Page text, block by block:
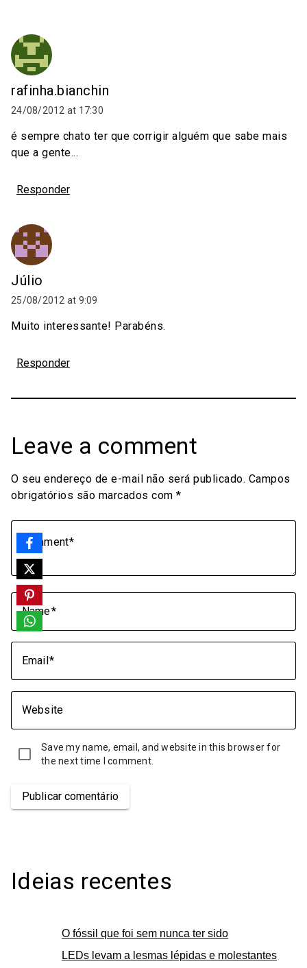
rafinha.bianchin
24/08/2012 at 17:30
é sempre chato ter que corrigir alguém que sabe mais
que a gente...
Responder
Júlio
25/08/2012 at 9:09
Muito interessante! Parabéns.
Responder
Leave a comment
O seu endereço de e-mail não será publicado. Campos
obrigatórios são marcados com *
Comment
Name
Email
Website
Save my name, email, and website in this browser for
the next time I comment.
Publicar comentário
Ideias recentes
O fóssil que foi sem nunca ter sido
LEDs levam a lesmas lépidas e molestantes